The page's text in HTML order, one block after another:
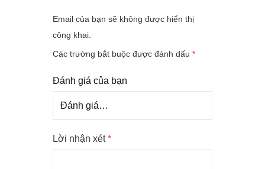
Email của bạn sẽ không được hiển thị
công khai.
Các trường bắt buộc được đánh dấu *
Đánh giá của bạn
Lời nhận xét*